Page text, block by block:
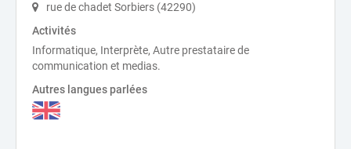
rue de chadet Sorbiers (42290)
Activités
Informatique, Interprète, Autre prestataire de
communication et medias.
Autres langues parlées